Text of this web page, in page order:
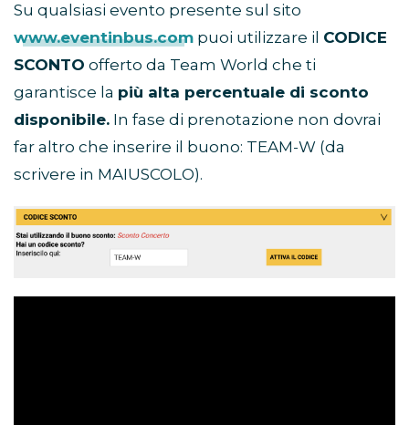
Su qualsiasi evento presente sul sito
www.eventinbus.com puoi utilizzare il CODICE
SCONTO offerto da Team World che ti
garantisce la più alta percentuale di sconto
disponibile. In fase di prenotazione non dovrai
far altro che inserire il buono: TEAM-W (da
scrivere in MAIUSCOLO).